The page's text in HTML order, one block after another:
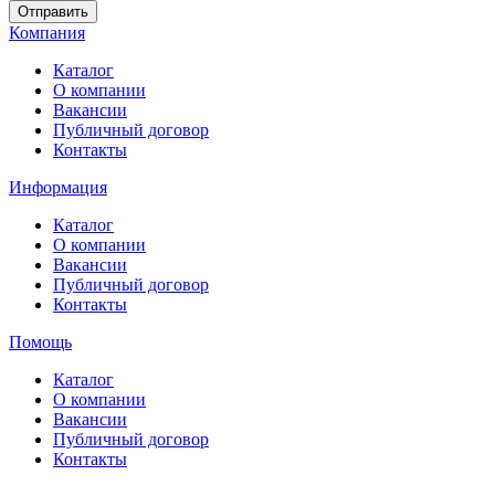
Отправить
Компания
Каталог
О компании
Вакансии
Публичный договор
Контакты
Информация
Каталог
О компании
Вакансии
Публичный договор
Контакты
Помощь
Каталог
О компании
Вакансии
Публичный договор
Контакты